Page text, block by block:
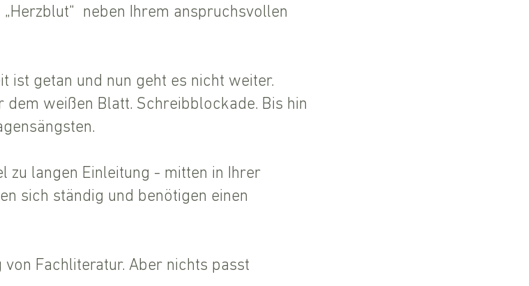
neben Ihrem anspruchsvollen
ist getan und nun geht es nicht weiter.
weißen Blatt. Schreibblockade. Bis hin
zu langen Einleitung - mitten in Ihrer
sich ständig und benötigen einen
Fachliteratur. Aber nichts passt